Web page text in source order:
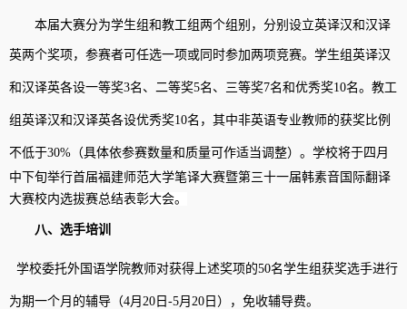
本届大赛分为学生组和教工组两个组别， 分别设立英译汉和汉译
英两个奖项，参赛者可任选一项或同时参加两项竞赛。 学生组英译汉
和汉译英各设一等奖3名、二等奖5名、三等奖7名和优秀奖10名。 教工
组英译汉和汉译英各设优秀奖10名，其中非英语专业教师的获奖比例
不低于30% （具体依参赛数量和质量可作适当调整） 。 学校将于四月
中下旬举行首届福建师范大学笔译大赛暨第三十一届韩素音国 际翻译
大赛校内选拔赛总结表彰大会。
八、选手培训
学校委托外国语学院教师对获得上述奖项的50名学生组获奖选手进行
为期一个月的辅导（4月 20 日 -5月 20 日），免收辅导费。